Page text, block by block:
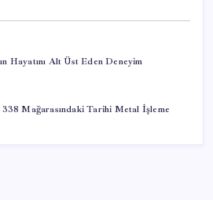
Hayatını Alt Üst Eden Deneyim
338 Mağarasındaki Tarihi Metal İşleme